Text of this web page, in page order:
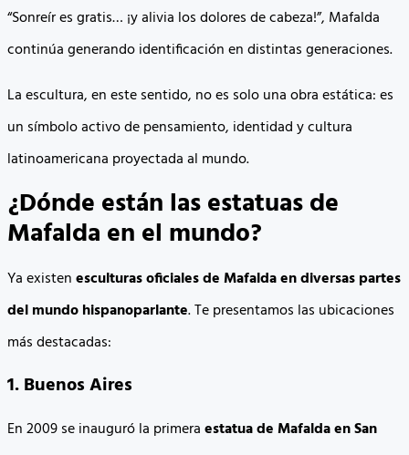
“Sonreír es gratis… ¡y alivia los dolores de cabeza!”, Mafalda
continúa generando identificación en distintas generaciones.
La escultura, en este sentido, no es solo una obra estática: es
un símbolo activo de pensamiento, identidad y cultura
latinoamericana proyectada al mundo.
¿Dónde están las estatuas de
Mafalda en el mundo?
Ya existenesculturas oficiales de Mafalda en diversas partes
del mundo hispanoparlante. Te presentamos las ubicaciones
más destacadas:
1. Buenos Aires
En 2009 se inauguró la primeraestatua de Mafalda en San